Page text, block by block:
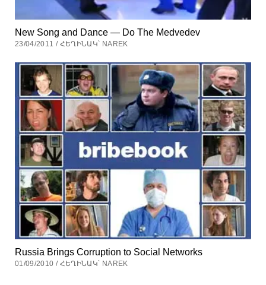
New Song and Dance — Do The Medvedev
23/04/2011 / ՀԵՂԻՆԱԿ՝ NAREK
Russia Brings Corruption to Social Networks
01/09/2010 / ՀԵՂԻՆԱԿ՝ NAREK